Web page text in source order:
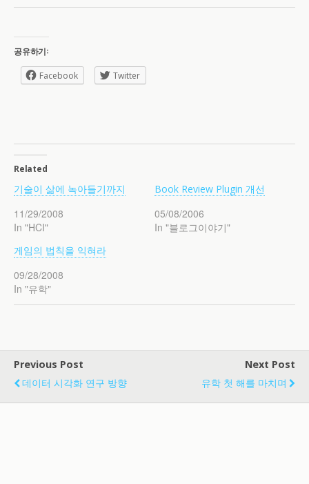
공유하기:
Facebook Twitter
Related
기술이 삶에 녹아들기까지
11/29/2008
In "HCI"
Book Review Plugin 개선
05/08/2006
In "블로그이야기"
게임의 법칙을 익혀라
09/28/2008
In "유학"
Previous Post
데이터 시각화 연구 방향
Next Post
유학 첫 해를 마치며